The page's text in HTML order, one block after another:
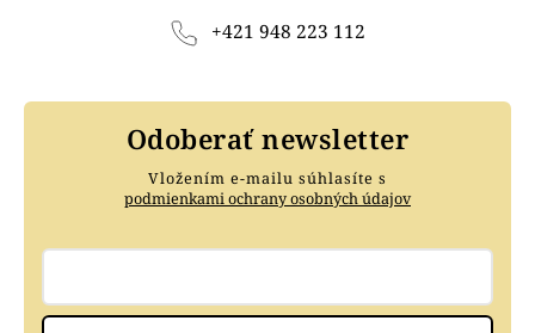
+421 948 223 112
Odoberať newsletter
Vložením e-mailu súhlasíte s
podmienkami ochrany osobných údajov